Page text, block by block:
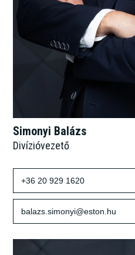
Simonyi Balázs
Divízióvezető
+36 20 929 1620
balazs.simonyi@eston.hu